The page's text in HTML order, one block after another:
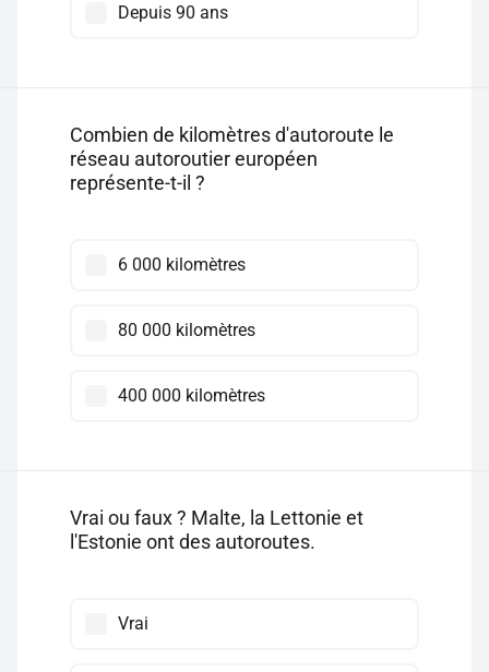
Depuis 90 ans
Combien de kilomètres d'autoroute le
réseau autoroutier européen
représente-t-il ?
6 000 kilomètres
80 000 kilomètres
400 000 kilomètres
Vrai ou faux ? Malte, la Lettonie et
l'Estonie ont des autoroutes.
Vrai